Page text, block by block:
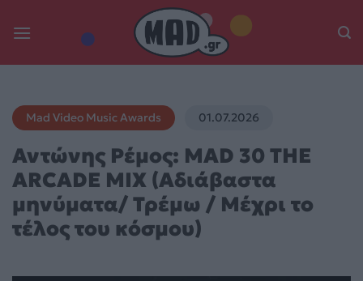
Mad Video Music Awards 01.07.2026
Αντώνης Ρέμος: MAD 30 THE
ARCADE MIX (Αδιάβαστα
μηνύματα/ Τρέμω / Μέχρι το
τέλος του κόσμου)